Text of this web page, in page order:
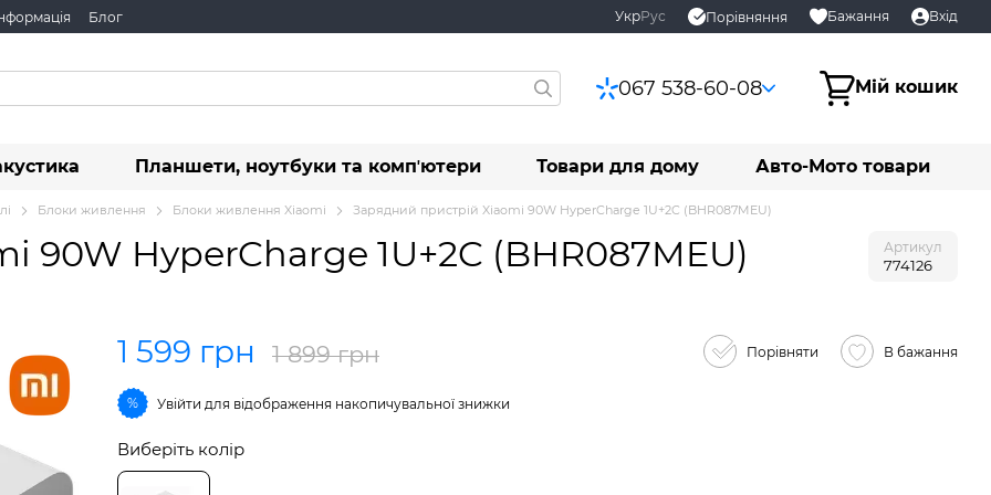
Блог УкрРус Порівняння Бажання Вхід
067 538-60-08 Мій кошик
Планшети, ноутбуки та компʼютери Товари для дому Авто-Мото товари
Блоки живлення Блоки живлення Xiaomi Зарядний пристрій Xiaomi 90W HyperCharge 1U+2C (BHR087MEU)
90W HyperCharge 1U+2C (BHR087MEU) Артикул
774126
1 599 грн 1 899 грн Порівняти В бажання
% Увійти для відображення накопичувальної знижки
Виберіть колір